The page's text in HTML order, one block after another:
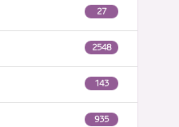
27
2548
143
935